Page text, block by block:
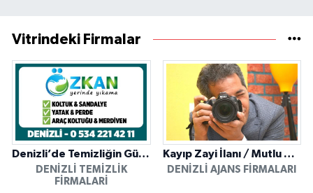
Vitrindeki Firmalar
Denizli’de Temizliğin Güvenilir Adresi: Özkan Yerinde Yıkama
DENIZLI TEMIZLIK
FIRMALARI
Kayıp Zayi İlanı / Mutlu Ajans / Denizli
DENIZLI AJANS FIRMALARI